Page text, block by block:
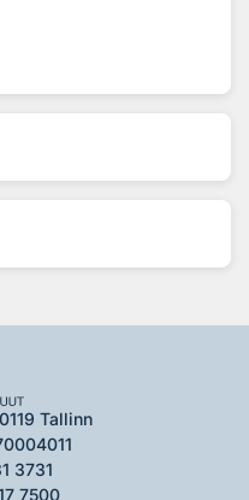
Tallinn
3731
7500